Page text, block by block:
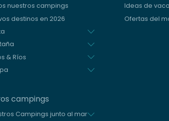
nuestros campings
destinos en 2026
& Ríos
campings
Campings junto al mar
Ideas de
Ofertas del